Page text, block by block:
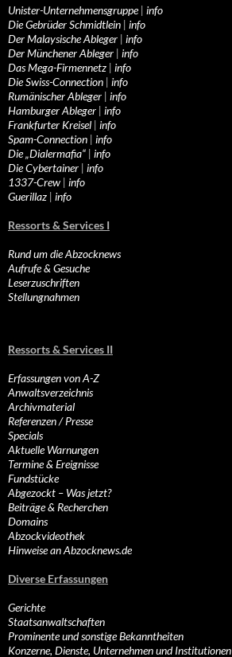
Unister-Unternehmensgruppe| info
Die Gebrüder Schmidtlein | info
Der Malaysische Ableger | info
Der Münchener Ableger | info
Das Mega-Firmennetz | info
Die Swiss-Connection | info
Rumänischer Ableger | info
Hamburger Ableger | info
Frankfurter Kreisel | info
Spam-Connection | info
Die „Dialermafia“ | info
Die Cybertainer | info
1337-Crew | info
Guerillaz | info
Ressorts & Services I
Rund um die Abzocknews
Aufrufe & Gesuche
Leserzuschriften
Stellungnahmen
Ressorts & Services II
Erfassungen von A-Z
Anwaltsverzeichnis
Archivmaterial
Referenzen / Presse
Specials
Aktuelle Warnungen
Termine & Ereignisse
Fundstücke
Abgezockt – Was jetzt?
Beiträge & Recherchen
Domains
Abzockvideothek
Hinweise an Abzocknews.de
Diverse Erfassungen
Gerichte
Staatsanwaltschaften
Prominente und sonstige Bekanntheiten
Konzerne, Dienste, Unternehmen und Institutionen